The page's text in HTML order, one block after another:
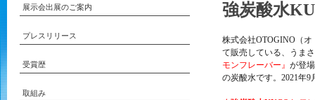
強炭酸水
株式会社OTOGINO（オ
て販売している、うま
モンフレーバー』 が登
の炭酸水です。2021年
展示会出展のご案内
プレスリリース
受賞歴
取組み